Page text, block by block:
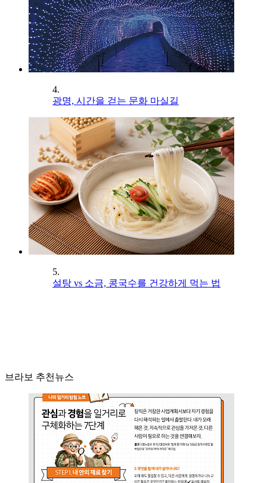
4.
광명, 시간을 걷는 문화 마실길
5.
설탕 vs 소금, 콩국수를 건강하게 먹는 법
브라보 추천뉴스